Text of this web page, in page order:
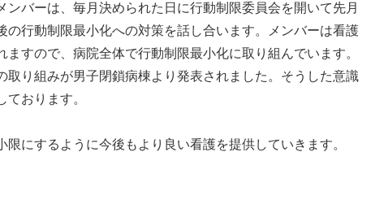
バーは、毎月決められた日に行動制限委員会を開いて先月
の行動制限最小化への対策を話し合います。メンバーは看護
すので、病院全体で行動制限最小化に取り組んでいます。
取り組みが男子閉鎖病棟より発表されました。そうした意識
おります。
にするように今後もより良い看護を提供していきます。